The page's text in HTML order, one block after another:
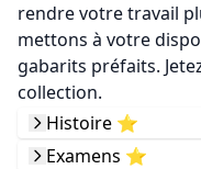
S'inscrire
rendre votre travail
mettons à votre
gabarits préfaits.
collection.
Histoire ⭐️
Examens ⭐️